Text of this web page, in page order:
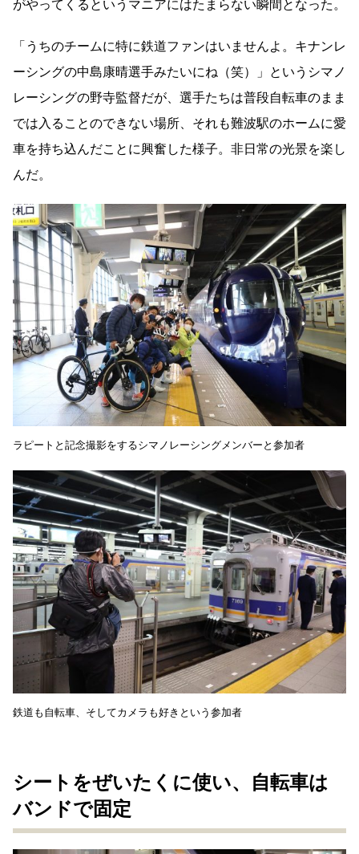
がやってくるというマニアにはたまらない瞬間となった。
「うちのチームに特に鉄道ファンはいませんよ。キナンレ
ーシングの中島康晴選手みたいにね（笑）」というシマノ
レーシングの野寺監督だが、選手たちは普段自転車のまま
では入ることのできない場所、それも難波駅のホームに愛
車を持ち込んだことに興奮した様子。非日常の光景を楽し
んだ。
ラピートと記念撮影をするシマノレーシングメンバーと参加者
鉄道も自転車、そしてカメラも好きという参加者
シートをぜいたくに使い、自転車は
バンドで固定